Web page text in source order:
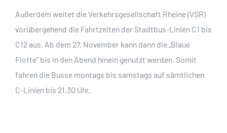
Außerdem weitet die Verkehrsgesellschaft Rheine (VSR)
vorübergehend die Fahrtzeiten der Stadtbus-Linien C1 bis
C12 aus. Ab dem 27. November kann dann die „Blaue
Flotte“ bis in den Abend hinein genutzt werden. Somit
fahren die Busse montags bis samstags auf sämtlichen
C-Linien bis 21.30 Uhr.